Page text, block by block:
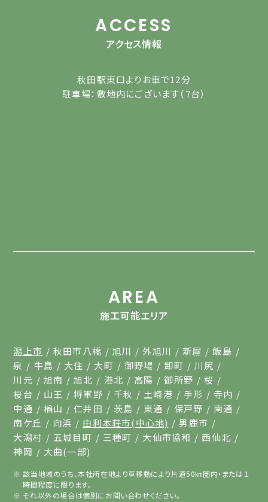
ACCESS
アクセス情報
秋田駅東口よりお車で12分
駐車場：敷地内にございます（7台）
AREA
施工可能エリア
潟上市 秋田市八橋 旭川 外旭川 新屋
飯島
泉
牛島 大住 大町 御野場 卸町
川尻
川元
旭南 旭北 港北 高陽 御所野
桜
桜台
山王 将軍野 千秋 土崎港 手形
寺内
中通
楢山 仁井田 茨島 東通 保戸野
南通
南ケ丘
向浜 由利本荘市(中心地)
男鹿市
大潟村
五城目町 三種町 大仙市協和
西仙北
神岡
大曲(一部)
該当地域のうち、本社所在地より車移動により片道50㎞圏内・または１
時間程度に限ります。
それ以外の場合は個別にお問い合わせください。